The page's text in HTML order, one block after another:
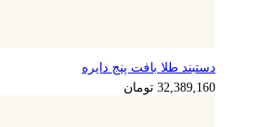
8,097,290 تومان
دستبند طلا بافت پنج دایره
32,389,160 تومان